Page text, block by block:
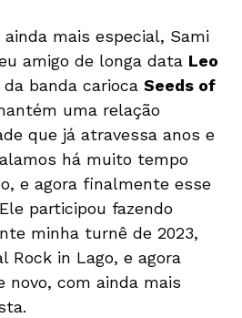
mais especial, Sami
amigo de longa data Leo
banda carioca Seeds of
uma relação
que já atravessa anos e
há muito tempo
e agora finalmente esse
participou fazendo
minha turnê de 2023,
Rock in Lago, e agora
novo, com ainda mais